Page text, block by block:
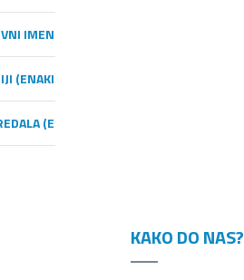
IMENIK – VPI
(ENAKI MED PROGRAMI)
(E-RAČUNI)
KAKO DO NAS?